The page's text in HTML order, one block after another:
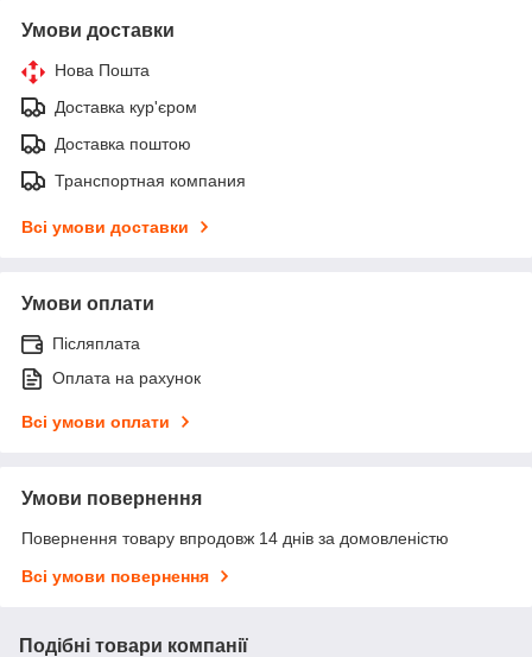
Умови доставки
Нова Пошта
Доставка кур'єром
Доставка поштою
Транспортная компания
Всі умови доставки
Умови оплати
Післяплата
Оплата на рахунок
Всі умови оплати
Умови повернення
Повернення товару впродовж 14 днів за домовленістю
Всі умови повернення
Подібні товари компанії